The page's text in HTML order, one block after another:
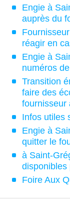
Engie à
auprès du
réagir en
Engie à
numéros
Transition
faire des
fournisseur
Infos utiles
Engie à
quitter le
à Saint-
disponibles
Foire Aux